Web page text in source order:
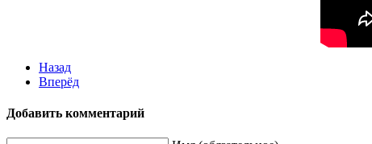
Назад
Вперёд
Добавить комментарий